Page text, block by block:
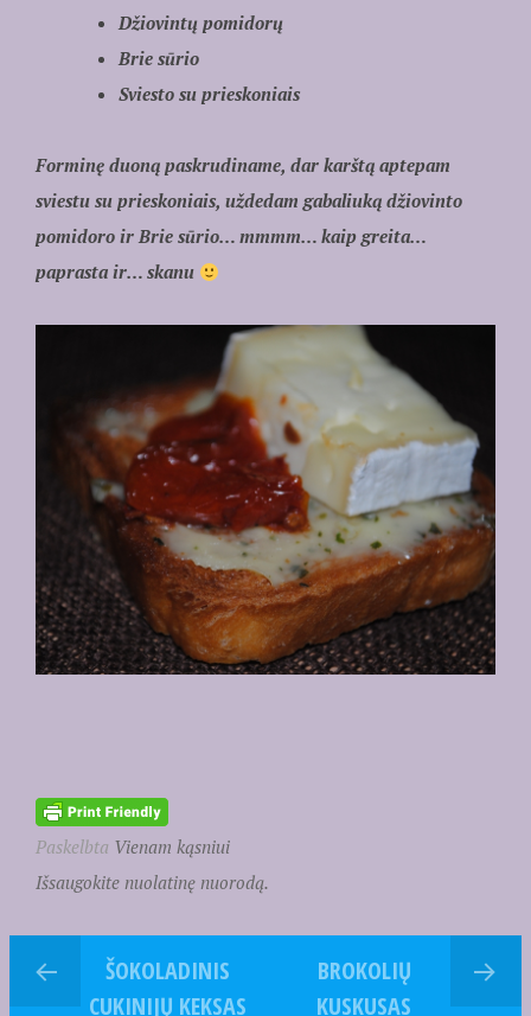
Džiovintų pomidorų
Brie sūrio
Sviesto su prieskoniais
Forminę duoną paskrudiname, dar karštą aptepam
sviestu su prieskoniais, uždedam gabaliuką džiovinto
pomidoro ir Brie sūrio… mmmm… kaip greita…
paprasta ir… skanu
Paskelbta Vienam kąsniui
Išsaugokite nuolatinę nuorodą.
ŠOKOLADINIS
CUKINIJŲ KEKSAS
BROKOLIŲ
KUSKUSAS